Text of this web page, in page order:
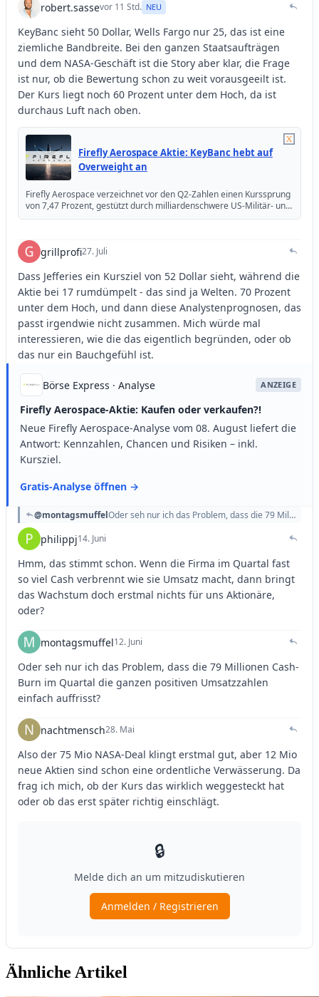
Ähnliche Artikel